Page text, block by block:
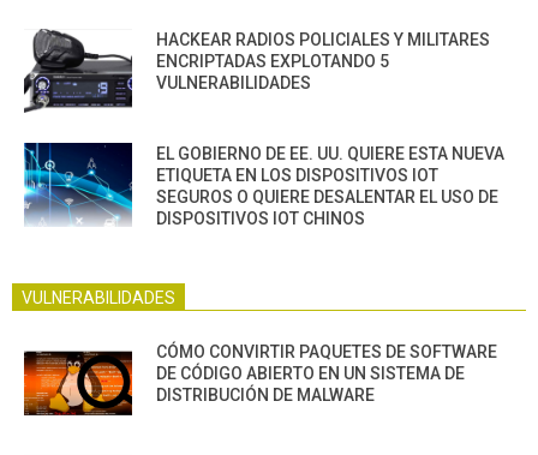
HACKEAR RADIOS POLICIALES Y MILITARES
ENCRIPTADAS EXPLOTANDO 5
VULNERABILIDADES
EL GOBIERNO DE EE. UU. QUIERE ESTA NUEVA
ETIQUETA EN LOS DISPOSITIVOS IOT
SEGUROS O QUIERE DESALENTAR EL USO DE
DISPOSITIVOS IOT CHINOS
VULNERABILIDADES
CÓMO CONVIRTIR PAQUETES DE SOFTWARE
DE CÓDIGO ABIERTO EN UN SISTEMA DE
DISTRIBUCIÓN DE MALWARE